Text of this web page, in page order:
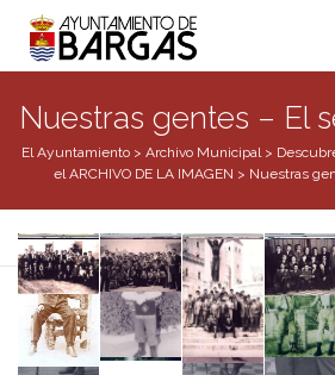
Nuestras gentes – El
El Ayuntamiento > Archivo Municipal>
el ARCHIVO DE LA IMAGEN > Nuestras